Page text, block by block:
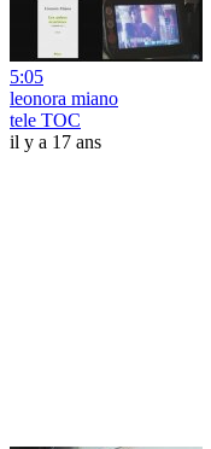
5:05
leonora miano
tele TOC
il y a 17 ans